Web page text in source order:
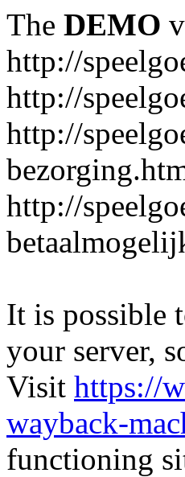
The DEMO
http://
http://
http://
http://
It is possible
your server,
Visit https://
wayback-
functioning